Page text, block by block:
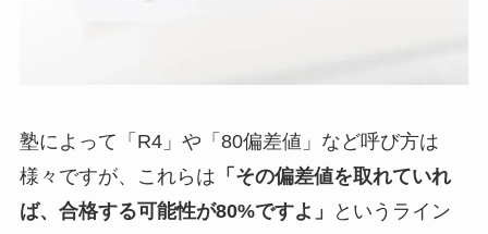
塾によって「R4」や「80偏差値」など呼び方は
様々ですが、これらは 「その偏差値を取れていれ
ば、合格する可能性が80%ですよ」
というライン